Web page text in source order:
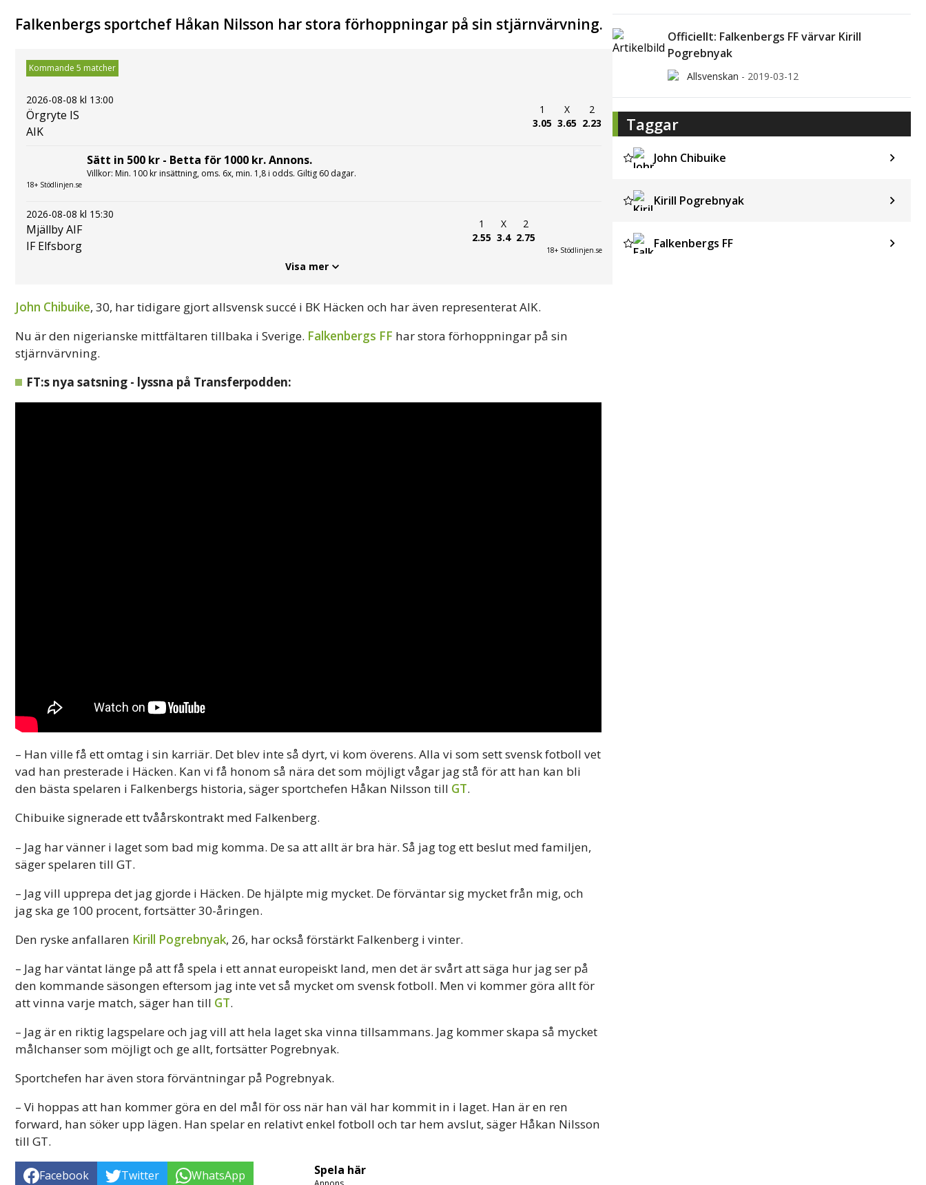
Falkenbergs sportchef Håkan Nilsson har stora förhoppningar på sin stjärnvärvning.
Kommande 5 matcher
2026-08-08 kl 13:00
Örgryte IS
AIK
1
3.05
X
3.65
2
2.23
18+ Stödlinjen.se
Sätt in 500 kr - Betta för 1000 kr. Annons.
Villkor: Min. 100 kr insättning, oms. 6x, min. 1,8 i odds. Giltig 60 dagar.
2026-08-08 kl 15:30
Mjällby AIF
IF Elfsborg
1
2.55
X
3.4
2
2.75
18+ Stödlinjen.se
Visa mer
John Chibuike, 30, har tidigare gjort allsvensk succé i BK Häcken och har även representerat AIK.
Nu är den nigerianske mittfältaren tillbaka i Sverige. Falkenbergs FF har stora förhoppningar på sin
stjärnvärvning.
FT:s nya satsning - lyssna på Transferpodden:
– Han ville få ett omtag i sin karriär. Det blev inte så dyrt, vi kom överens. Alla vi som sett svensk fotboll vet
vad han presterade i Häcken. Kan vi få honom så nära det som möjligt vågar jag stå för att han kan bli
den bästa spelaren i Falkenbergs historia, säger sportchefen Håkan Nilsson till GT.
Chibuike signerade ett tvåårskontrakt med Falkenberg.
– Jag har vänner i laget som bad mig komma. De sa att allt är bra här. Så jag tog ett beslut med familjen,
säger spelaren till GT.
– Jag vill upprepa det jag gjorde i Häcken. De hjälpte mig mycket. De förväntar sig mycket från mig, och
jag ska ge 100 procent, fortsätter 30-åringen.
Den ryske anfallaren Kirill Pogrebnyak, 26, har också förstärkt Falkenberg i vinter.
– Jag har väntat länge på att få spela i ett annat europeiskt land, men det är svårt att säga hur jag ser på
den kommande säsongen eftersom jag inte vet så mycket om svensk fotboll. Men vi kommer göra allt för
att vinna varje match, säger han till GT.
– Jag är en riktig lagspelare och jag vill att hela laget ska vinna tillsammans. Jag kommer skapa så mycket
målchanser som möjligt och ge allt, fortsätter Pogrebnyak.
Sportchefen har även stora förväntningar på Pogrebnyak.
– Vi hoppas att han kommer göra en del mål för oss när han väl har kommit in i laget. Han är en ren
forward, han söker upp lägen. Han spelar en relativt enkel fotboll och tar hem avslut, säger Håkan Nilsson
till GT.
Facebook Twitter WhatsApp Spela här
Officiellt: Falkenbergs FF värvar Kirill
Pogrebnyak
Allsvenskan - 2019-03-12
Taggar
John Chibuike
Kirill Pogrebnyak
Falkenbergs FF